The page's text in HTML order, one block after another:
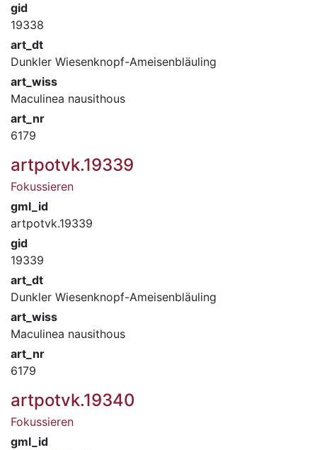
gid
19338
art_dt
Dunkler Wiesenknopf-Ameisenbläuling
art_wiss
Maculinea nausithous
art_nr
6179
artpotvk.19339
Fokussieren
gml_id
artpotvk.19339
gid
19339
art_dt
Dunkler Wiesenknopf-Ameisenbläuling
art_wiss
Maculinea nausithous
art_nr
6179
artpotvk.19340
Fokussieren
gml_id